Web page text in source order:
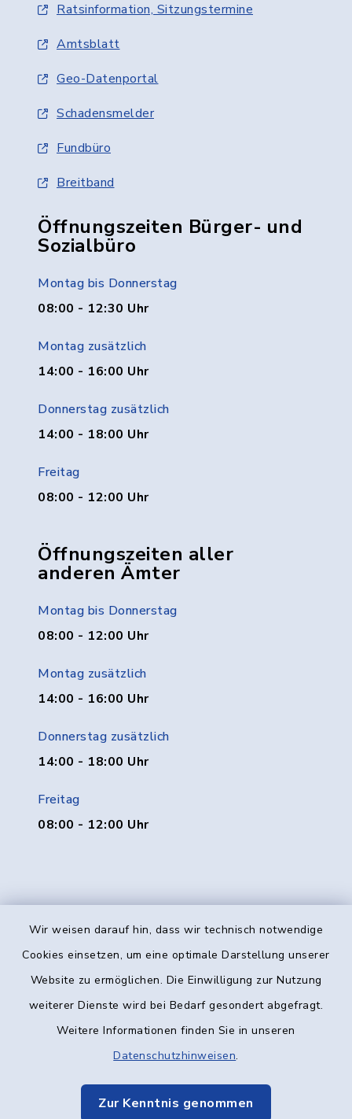
Wir weisen darauf hin, dass wir technisch notwendige
Cookies einsetzen, um eine optimale Darstellung unserer
Website zu ermöglichen. Die Einwilligung zur Nutzung
weiterer Dienste wird bei Bedarf gesondert abgefragt.
Weitere Informationen finden Sie in unseren
Datenschutzhinweisen.
Zur Kenntnis genommen
Ratsinformation, Sitzungstermine
Amtsblatt
Geo-Datenportal
Schadensmelder
Fundbüro
Breitband
Öffnungszeiten Bürger- und
Sozialbüro
Montag bis Donnerstag
08:00 - 12:30 Uhr
Montag zusätzlich
14:00 - 16:00 Uhr
Donnerstag zusätzlich
14:00 - 18:00 Uhr
Freitag
08:00 - 12:00 Uhr
Öffnungszeiten aller
anderen Ämter
Montag bis Donnerstag
08:00 - 12:00 Uhr
Montag zusätzlich
14:00 - 16:00 Uhr
Donnerstag zusätzlich
14:00 - 18:00 Uhr
Freitag
08:00 - 12:00 Uhr
Kontakt
Datenschutz